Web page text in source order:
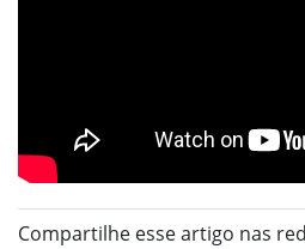
Compartilhe esse artigo nas